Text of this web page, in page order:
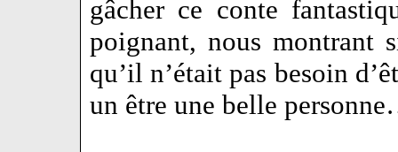
gâcher ce conte
poignant, nous montrant
qu’il n’était pas besoin
un être une belle